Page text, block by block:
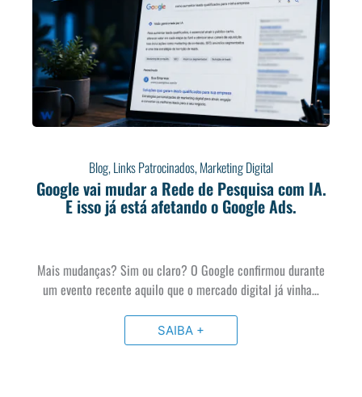
Blog,Links Patrocinados,Marketing Digital
Google vai mudar a Rede de Pesquisa com IA.
E isso já está afetando o Google Ads.
Mais mudanças? Sim ou claro? O Google confirmou durante
um evento recente aquilo que o mercado digital já vinha…
SAIBA +